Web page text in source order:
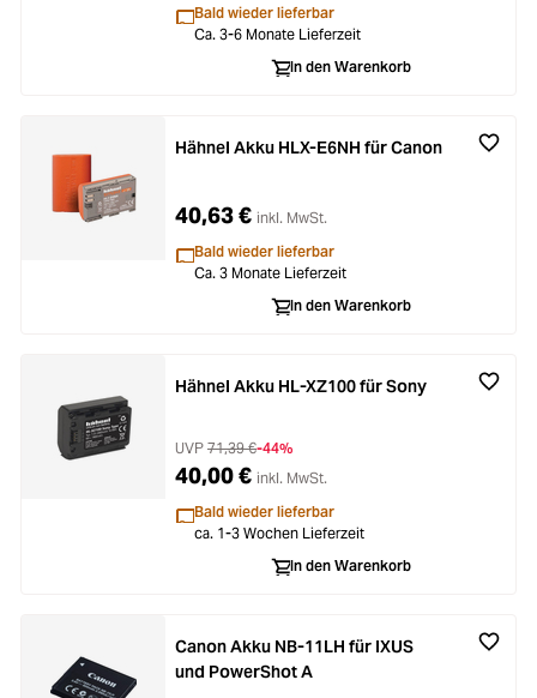
Bald wieder lieferbar
Ca. 3-6 Monate Lieferzeit
In den Warenkorb
Hähnel Akku HLX-E6NH für Canon
40,63 € inkl. MwSt.
Bald wieder lieferbar
Ca. 3 Monate Lieferzeit
In den Warenkorb
Hähnel Akku HL-XZ100 für Sony
UVP 71,39 €-44%
40,00 € inkl. MwSt.
Bald wieder lieferbar
ca. 1-3 Wochen Lieferzeit
In den Warenkorb
Canon Akku NB-11LH für IXUS
und PowerShot A